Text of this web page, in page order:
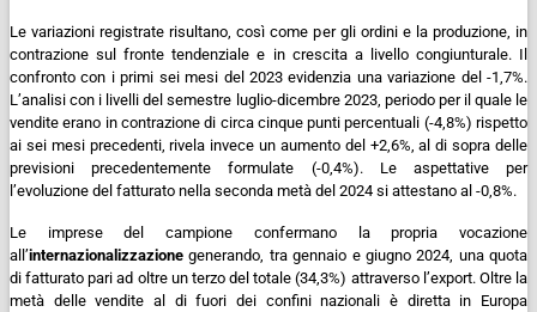
Le variazioni registrate risultano, così come per gli ordini e la produzione, in
contrazione sul fronte tendenziale e in crescita a livello congiunturale. Il
confronto con i primi sei mesi del 2023 evidenzia una variazione del -1,7%.
L’analisi con i livelli del semestre luglio-dicembre 2023, periodo per il quale le
vendite erano in contrazione di circa cinque punti percentuali (-4,8%) rispetto
ai sei mesi precedenti, rivela invece un aumento del +2,6%, al di sopra delle
previsioni precedentemente formulate (-0,4%). Le aspettative per
l’evoluzione del fatturato nella seconda metà del 2024 si attestano al -0,8%.
Le imprese del campione confermano la propria vocazione
all’internazionalizzazione generando, tra gennaio e giugno 2024, una quota
di fatturato pari ad oltre un terzo del totale (34,3%) attraverso l’export. Oltre la
metà delle vendite al di fuori dei confini nazionali è diretta in Europa